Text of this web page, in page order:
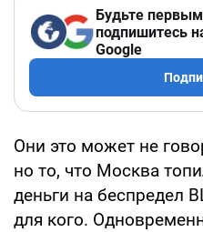
Будьте
подпишитесь
Google
Они это может не
но то, что Москва
деньги на беспредел
для кого.